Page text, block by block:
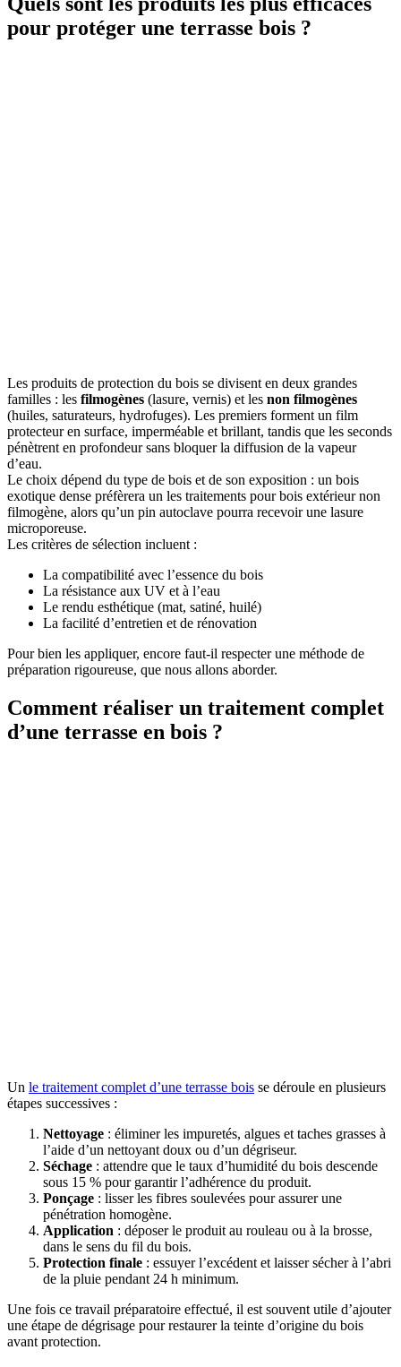
pour protéger une terrasse bois ?
Les produits de protection du bois se divisent en deux grandes
familles : les filmogènes (lasure, vernis) et les non filmogènes
(huiles, saturateurs, hydrofuges). Les premiers forment un film
protecteur en surface, imperméable et brillant, tandis que les seconds
pénètrent en profondeur sans bloquer la diffusion de la vapeur
d’eau.
Le choix dépend du type de bois et de son exposition : un bois
exotique dense préfèrera un les traitements pour bois extérieurnon
filmogène, alors qu’un pin autoclave pourra recevoir une lasure
microporeuse.
Les critères de sélection incluent :
La compatibilité avec l’essence du bois
La résistance aux UV et à l’eau
Le rendu esthétique (mat, satiné, huilé)
La facilité d’entretien et de rénovation
Pour bien les appliquer, encore faut-il respecter une méthode de
préparation rigoureuse, que nous allons aborder.
Comment réaliser un traitement complet
d’une terrasse en bois ?
Un le traitement complet d’une terrasse bois se déroule en plusieurs
étapes successives :
Nettoyage : éliminer les impuretés, algues et taches grasses à
l’aide d’un nettoyant doux ou d’un dégriseur.
Séchage : attendre que le taux d’humidité du bois descende
sous 15 % pour garantir l’adhérence du produit.
Ponçage : lisser les fibres soulevées pour assurer une
pénétration homogène.
Application : déposer le produit au rouleau ou à la brosse,
dans le sens du fil du bois.
Protection finale : essuyer l’excédent et laisser sécher à l’abri
de la pluie pendant 24 h minimum.
Une fois ce travail préparatoire effectué, il est souvent utile d’ajouter
une étape de dégrisage pour restaurer la teinte d’origine du bois
avant protection.